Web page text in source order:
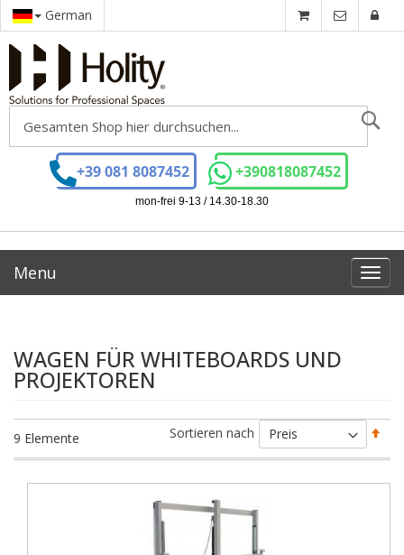
German
+39 081 8087452 +390818087452
mon-frei 9-13 / 14.30-18.30
Menu
WAGEN FÜR WHITEBOARDS UND
PROJEKTOREN
9 Elemente Sortieren nach